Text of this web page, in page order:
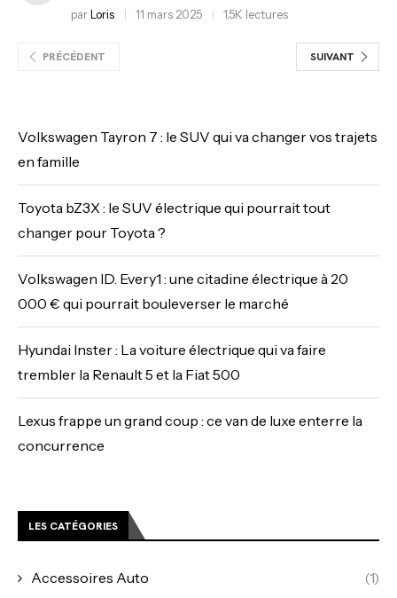
parLoris 11 mars 2025 1,5K lectures
PRÉCÉDENT SUIVANT
Volkswagen Tayron 7 : le SUV qui va changer vos trajets
en famille
Toyota bZ3X : le SUV électrique qui pourrait tout
changer pour Toyota ?
Volkswagen ID. Every1 : une citadine électrique à 20
000 € qui pourrait bouleverser le marché
Hyundai Inster : La voiture électrique qui va faire
trembler la Renault 5 et la Fiat 500
Lexus frappe un grand coup : ce van de luxe enterre la
concurrence
LES CATÉGORIES
Accessoires Auto (1)